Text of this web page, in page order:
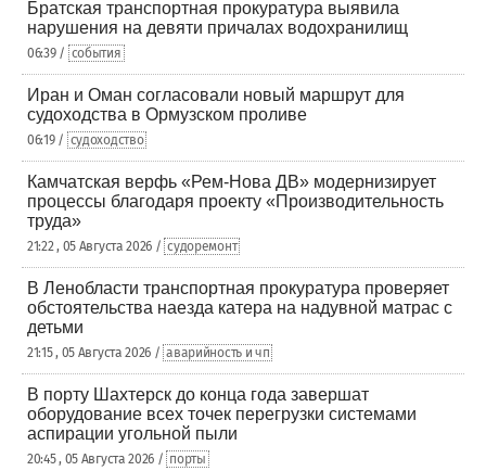
Братская транспортная прокуратура выявила
нарушения на девяти причалах водохранилищ
06:39 / события
Иран и Оман согласовали новый маршрут для
судоходства в Ормузском проливе
06:19 / судоходство
Камчатская верфь «Рем-Нова ДВ» модернизирует
процессы благодаря проекту «Производительность
труда»
21:22 , 05 Августа 2026 / судоремонт
В Ленобласти транспортная прокуратура проверяет
обстоятельства наезда катера на надувной матрас с
детьми
21:15 , 05 Августа 2026 / аварийность и чп
В порту Шахтерск до конца года завершат
оборудование всех точек перегрузки системами
аспирации угольной пыли
20:45 , 05 Августа 2026 / порты